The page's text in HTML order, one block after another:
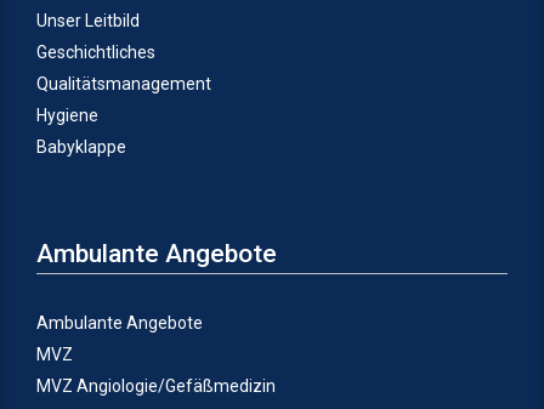
Unser Leitbild
Geschichtliches
Qualitätsmanagement
Hygiene
Babyklappe
Ambulante Angebote
Ambulante Angebote
MVZ
MVZ Angiologie/Gefäßmedizin